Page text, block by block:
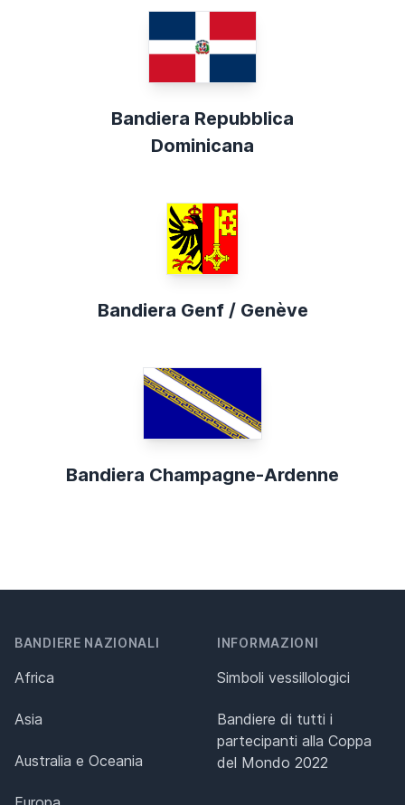
Bandiera Repubblica
Dominicana
Bandiera Genf / Genève
Bandiera Champagne-Ardenne
BANDIERE NAZIONALI
Africa
Asia
Australia e Oceania
INFORMAZIONI
Simboli vessillologici
Bandiere di tutti i
partecipanti alla Coppa
del Mondo 2022